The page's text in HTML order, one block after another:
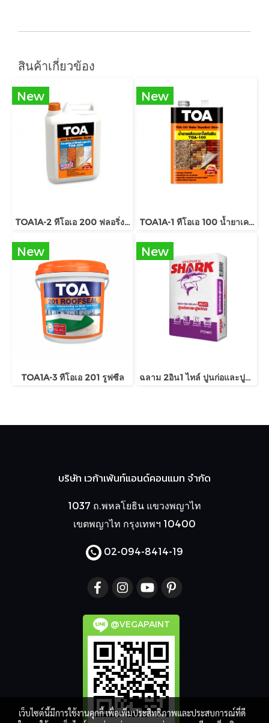
สินค้าเกี่ยวข้อง
New
TOA1A-2 ทีโอเอ 200 ฟลอริ่งพลัส
New
TOA1A-1 ทีโอเอ 100 น้ำยาเคลือบเงาใสกันซึม
New
TOA1A-3 ทีโอเอ 201 รูฟซีล
New
ฉลาม 2อิน1 ไทล์ ปูนก่อและปูนกาว
บริษัท เวก้าเพ้นท์แอนด์คอนแมท จำกัด
1037 ถ.พหลโยธิน แขวงพญาไท
เขตพญาไท กรุงเทพฯ 10400
02-094-8414-19
@VEGAPAINT
เว็บไซต์นี้มีการใช้งานคุกกี้ เพื่อเพิ่มประสิทธิภาพและประสบการณ์ที่ดี